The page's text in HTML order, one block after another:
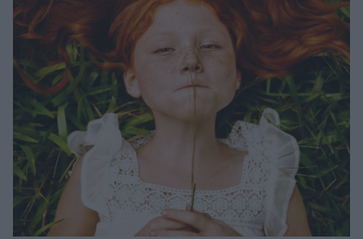
Well being
Ψυχολογία
Υγεία + Διατροφή
Σχέσεις & Σεξ
Fitness
Woman Power
Parenting
Working Girl
Real Women